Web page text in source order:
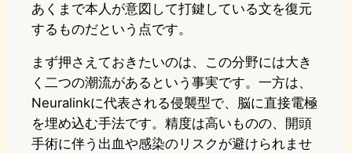
あくまで本人が意図して打鍵している文を復元
するものだという点です。
まず押さえておきたいのは、この分野には大き
く二つの潮流があるという事実です。一方は、
Neuralinkに代表される侵襲型で、脳に直接電極
を埋め込む手法です。精度は高いものの、開頭
手術に伴う出血や感染のリスクが避けられませ